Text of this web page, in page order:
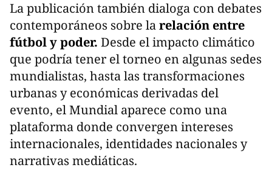
La publicación también dialoga con debates
contemporáneos sobre larelación entre
fútbol y poder. Desde el impacto climático
que podría tener el torneo en algunas sedes
mundialistas, hasta las transformaciones
urbanas y económicas derivadas del
evento, el Mundial aparece como una
plataforma donde convergen intereses
internacionales, identidades nacionales y
narrativas mediáticas.